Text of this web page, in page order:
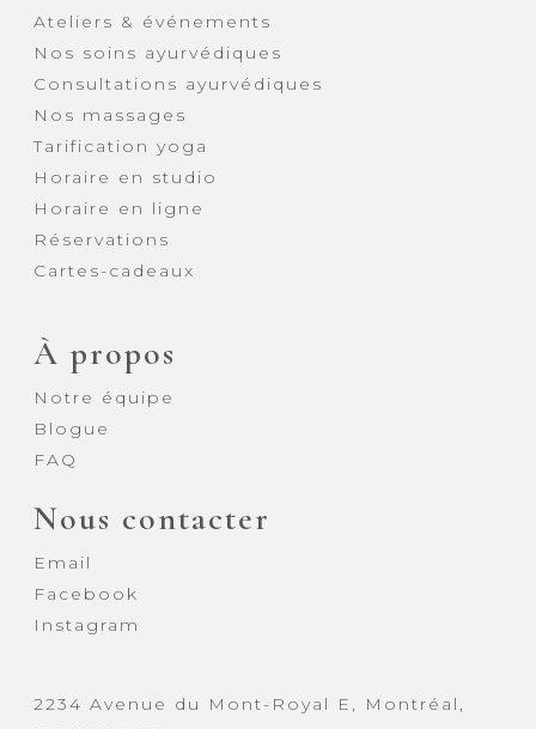
Ateliers & événements
Nos soins ayurvédiques
Consultations ayurvédiques
Nos massages
Tarification yoga
Horaire en studio
Horaire en ligne
Réservations
Cartes-cadeaux
À propos
Notre équipe
Blogue
FAQ
Nous contacter
Email
Facebook
Instagram
2234 Avenue du Mont-Royal E, Montréal,